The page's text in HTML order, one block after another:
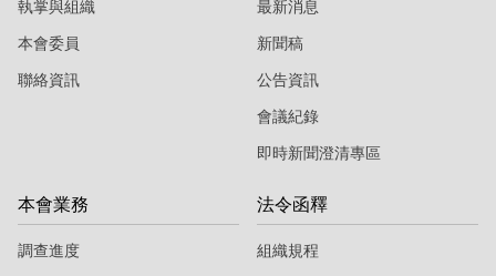
執掌與組織
本會委員
聯絡資訊
最新消息
新聞稿
公告資訊
會議紀錄
即時新聞澄清專區
本會業務
調查進度
法令函釋
組織規程